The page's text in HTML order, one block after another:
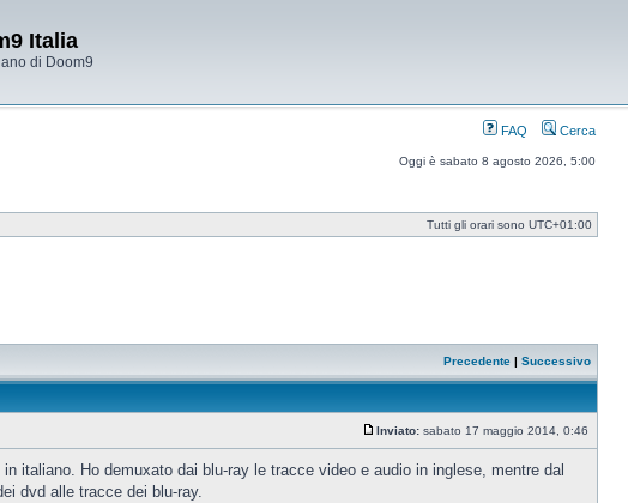
Italia
di Doom9
FAQ Cerca
Oggi è sabato 8 agosto 2026, 5:00
Tutti gli orari sono UTC+01:00
Precedente | Successivo
Inviato: sabato 17 maggio 2014, 0:46
italiano. Ho demuxato dai blu-ray le tracce video e audio in inglese, mentre dal
dvd alle tracce dei blu-ray.